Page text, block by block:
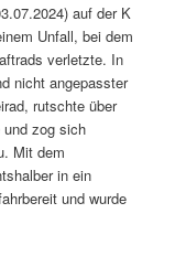
auf der K
Unfall, bei dem
verletzte. In
nicht angepasster
rutschte über
und zog sich
Mit dem
in ein
und wurde